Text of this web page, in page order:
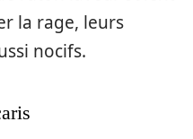
la rage, leurs
nocifs.